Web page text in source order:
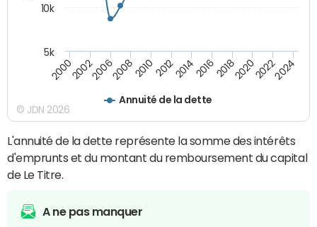
Annuité de la dette
200020022006200820102012201420162018202020222024
5k
10k
© JDN 2026
L'annuité de la dette représente la somme des intérêts
d'emprunts et du montant du remboursement du capital
de Le Titre.
A ne pas manquer